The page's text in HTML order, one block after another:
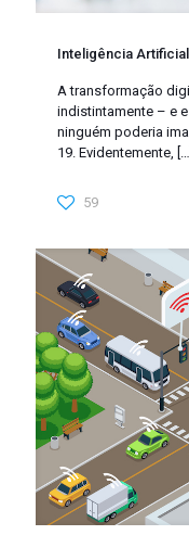
Inteligência
A transformação
indistintamente – e
ninguém poderia
19. Evidentemente, […]
59